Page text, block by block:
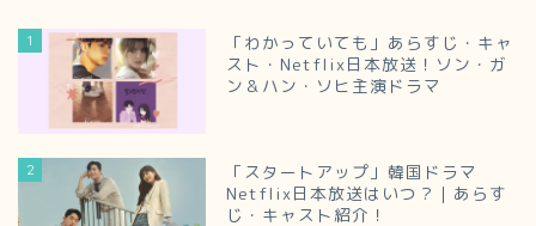
1
「わかっていても」あらすじ・キャ
スト・Netflix日本放送！ソン・ガ
ン＆ハン・ソヒ主演ドラマ
2
「スタートアップ」韓国ドラマ
Netflix日本放送はいつ？｜あらす
じ・キャスト紹介！